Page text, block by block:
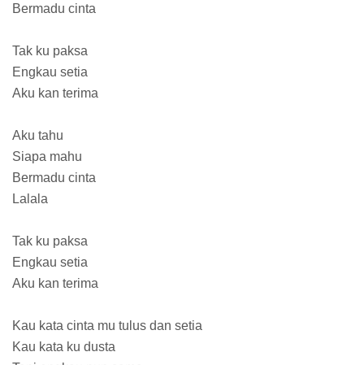
Bermadu cinta
Tak ku paksa
Engkau setia
Aku kan terima
Aku tahu
Siapa mahu
Bermadu cinta
Lalala
Tak ku paksa
Engkau setia
Aku kan terima
Kau kata cinta mu tulus dan setia
Kau kata ku dusta